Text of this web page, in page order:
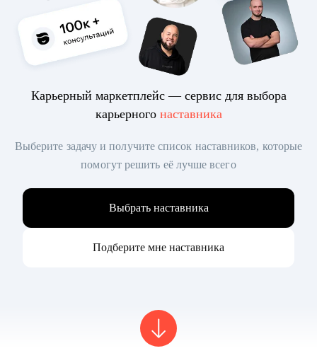
Карьерный маркетплейс — сервис для выбора
карьерного наставника
Выберите задачу и получите список наставников, которые
помогут решить её лучше всего
Выбрать наставника
Подберите мне наставника